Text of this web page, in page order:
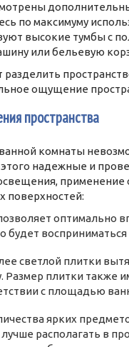
по максимуму
высокие тумбы с
или бельевую
ощущение
пространства
комнаты
этого надежные и
поверхностей:
оптимально
будет
светлой плитки
Размер плитки также
с площадью
ярких
располагать в